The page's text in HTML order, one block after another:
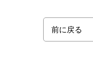
前に戻る